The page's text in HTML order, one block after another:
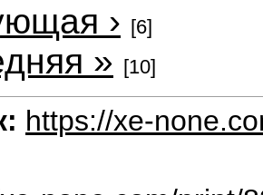
› [6]
» [10]
https://xe-